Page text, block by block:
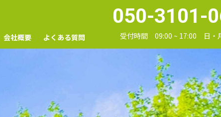
会社概要 よくある質問
050-3101-
受付時間 09:00 ~ 17:00 日・